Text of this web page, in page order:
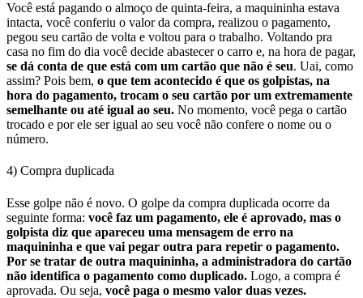
Você está pagando o almoço de quinta-feira, a maquininha estava
intacta, você conferiu o valor da compra, realizou o pagamento,
pegou seu cartão de volta e voltou para o trabalho. Voltando pra
casa no fim do dia você decide abastecer o carro e, na hora de pagar,
se dá conta de que está com um cartão que não é seu. Uai, como
assim? Pois bem, o que tem acontecido é que os golpistas, na
hora do pagamento, trocam o seu cartão por um extremamente
semelhante ou até igual ao seu. No momento, você pega o cartão
trocado e por ele ser igual ao seu você não confere o nome ou o
número.
4) Compra duplicada
Esse golpe não é novo. O golpe da compra duplicada ocorre da
seguinte forma: você faz um pagamento, ele é aprovado, mas o
golpista diz que apareceu uma mensagem de erro na
maquininha e que vai pegar outra para repetir o pagamento.
Por se tratar de outra maquininha, a administradora do cartão
não identifica o pagamento como duplicado. Logo, a compra é
aprovada. Ou seja, você paga o mesmo valor duas vezes.